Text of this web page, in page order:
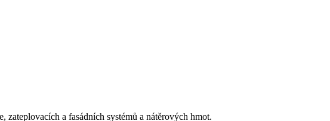
a fasádních systémů a nátěrových hmot.